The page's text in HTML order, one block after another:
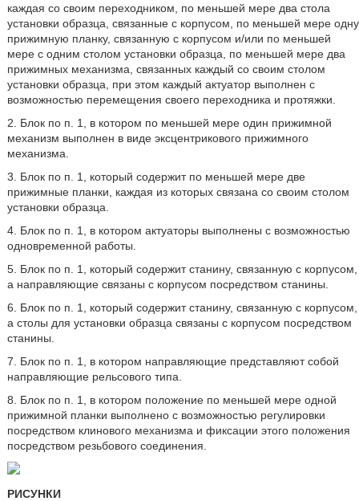
каждая со своим переходником, по меньшей мере два стола
установки образца, связанные с корпусом, по меньшей мере одну
прижимную планку, связанную с корпусом и/или по меньшей
мере с одним столом установки образца, по меньшей мере два
прижимных механизма, связанных каждый со своим столом
установки образца, при этом каждый актуатор выполнен с
возможностью перемещения своего переходника и протяжки.
2. Блок по п. 1, в котором по меньшей мере один прижимной
механизм выполнен в виде эксцентрикового прижимного
механизма.
3. Блок по п. 1, который содержит по меньшей мере две
прижимные планки, каждая из которых связана со своим столом
установки образца.
4. Блок по п. 1, в котором актуаторы выполнены с возможностью
одновременной работы.
5. Блок по п. 1, который содержит станину, связанную с корпусом,
а направляющие связаны с корпусом посредством станины.
6. Блок по п. 1, который содержит станину, связанную с корпусом,
а столы для установки образца связаны с корпусом посредством
станины.
7. Блок по п. 1, в котором направляющие представляют собой
направляющие рельсового типа.
8. Блок по п. 1, в котором положение по меньшей мере одной
прижимной планки выполнено с возможностью регулировки
посредством клинового механизма и фиксации этого положения
посредством резьбового соединения.
РИСУНКИ